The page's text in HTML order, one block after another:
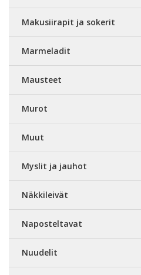
Makusiirapit ja sokerit
Marmeladit
Mausteet
Murot
Muut
Myslit ja jauhot
Näkkileivät
Naposteltavat
Nuudelit